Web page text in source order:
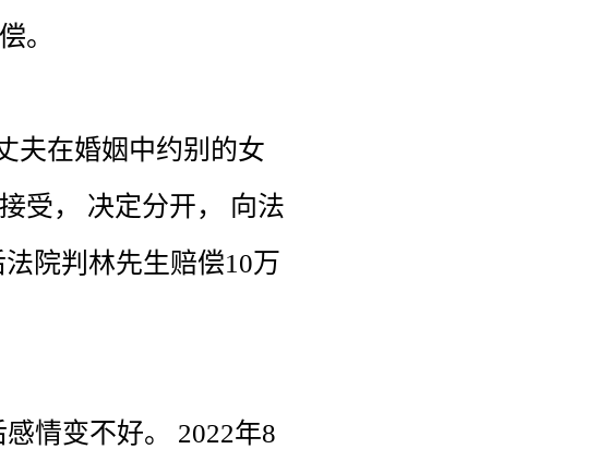
。
夫在婚姻 中约别的女
接受， 决定分开， 向法
法院判 林先生赔偿10万
感情变不好。 2022年8